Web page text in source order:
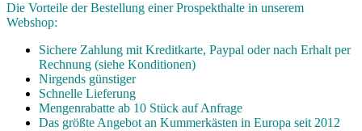
Die Vorteile der Bestellung einer Prospekthalte in unserem
Webshop:
Sichere Zahlung mit Kreditkarte, Paypal oder nach Erhalt per
Rechnung (siehe Konditionen)
Nirgends günstiger
Schnelle Lieferung
Mengenrabatte ab 10 Stück auf Anfrage
Das größte Angebot an Kummerkästen in Europa seit 2012